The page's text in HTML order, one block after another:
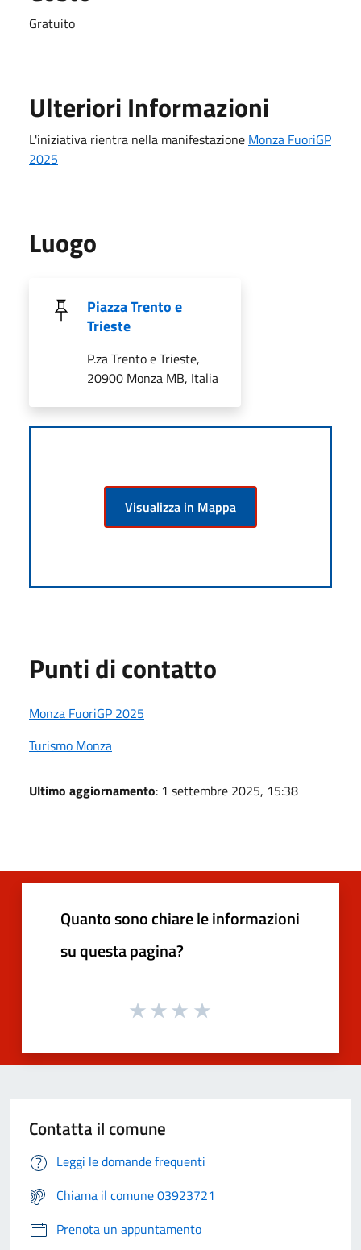
Gratuito
Ulteriori Informazioni
L'iniziativa rientra nella manifestazione Monza FuoriGP
2025
Luogo
Piazza Trento e
Trieste
P.za Trento e Trieste,
20900 Monza MB, Italia
Visualizza in Mappa
Punti di contatto
Monza FuoriGP 2025
Turismo Monza
Ultimo aggiornamento: 1 settembre 2025, 15:38
Quanto sono chiare le informazioni
su questa pagina?
Contatta il comune
Leggi le domande frequenti
Chiama il comune 03923721
Prenota un appuntamento